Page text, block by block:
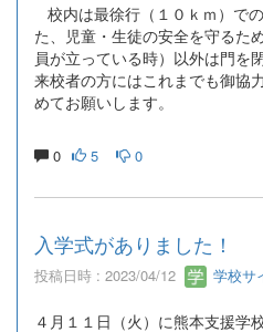
校内は最徐行（１０ｋｍ）で
た、児童・生徒の安全を守るた
員が立っている時）以外は門を
来校者の方にはこれまでも御協
めてお願いします。
0 5 0
入学式がありました！
投稿日時 : 2023/04/12 学校サ
４月１１日（火）に熊本支援学